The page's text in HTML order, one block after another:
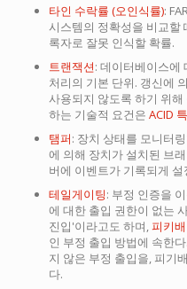
타인 수락률 (오인식률):
시스템의 정확성을 비교할
록자로 잘못 인식할 확률.
트랜잭션: 데이터베이스에
처리의 기본 단위. 갱신에
사용되지 않도록 하기 위
하는 기술적 요건은 ACID
탬퍼: 장치 상태를 모니터
에 의해 장치가 설치된 브
버에 이벤트가 기록되게 설
테일게이팅: 부정 인증을
에 대한 출입 권한이 없는
진입'이라고도 하며,피키
인 부정 출입 방법에 속한
지 않은 부정 출입을, 피기
다.